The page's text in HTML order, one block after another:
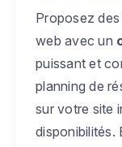
Proposez
web avec un
puissant et
planning de
sur votre site
disponibilités.